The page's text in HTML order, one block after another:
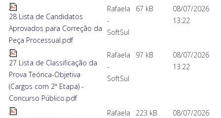
28 Lista de Candidatos
Aprovados para Correção da
Peça Processual.pdf
Rafaela
-
SoftSul
67 kB
08/07/2026
13:22
27 Lista de Classificação da
Prova Teórica-Objetiva
(Cargos com 2ª Etapa) -
Concurso Público.pdf
Rafaela
-
SoftSul
97 kB
08/07/2026
13:22
Rafaela
223 kB
08/07/2026